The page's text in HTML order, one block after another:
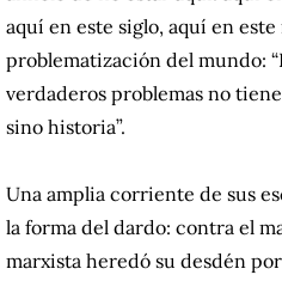
aquí en este siglo, aquí en este
problematización del mundo:
verdaderos problemas no
sino historia”.
Una amplia corriente de sus
la forma del dardo: contra el
marxista heredó su desdén